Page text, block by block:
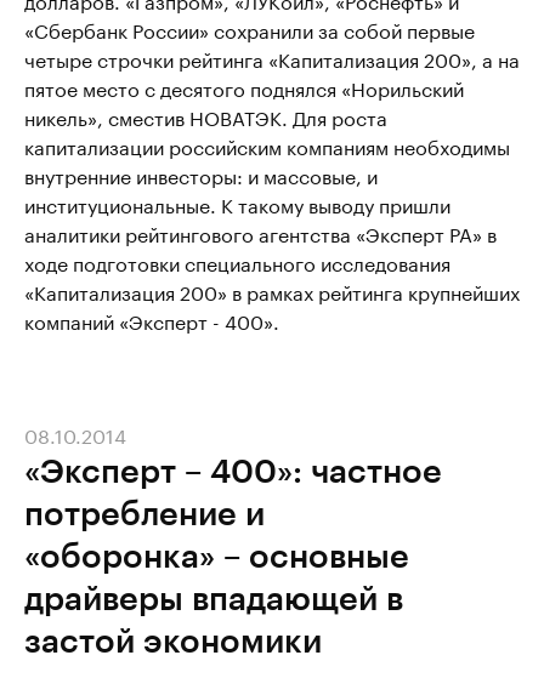
«Сбербанк России» сохранили за собой первые
четыре строчки рейтинга «Капитализация 200», а на
пятое место с десятого поднялся «Норильский
никель», сместив НОВАТЭК. Для роста
капитализации российским компаниям необходимы
внутренние инвесторы: и массовые, и
институциональные. К такому выводу пришли
аналитики рейтингового агентства «Эксперт РА» в
ходе подготовки специального исследования
«Капитализация 200» в рамках рейтинга крупнейших
компаний «Эксперт - 400».
«Эксперт – 400»: частное
потребление и
«оборонка» – основные
драйверы впадающей в
застой экономики
08.10.2014